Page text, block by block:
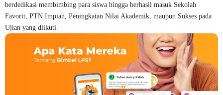
berdedikasi membimbing para siswa hingga berhasil masuk Sekolah
Favorit, PTN Impian, Peningkatan Nilai Akademik, maupun Sukses pada
Ujian yang diikuti.